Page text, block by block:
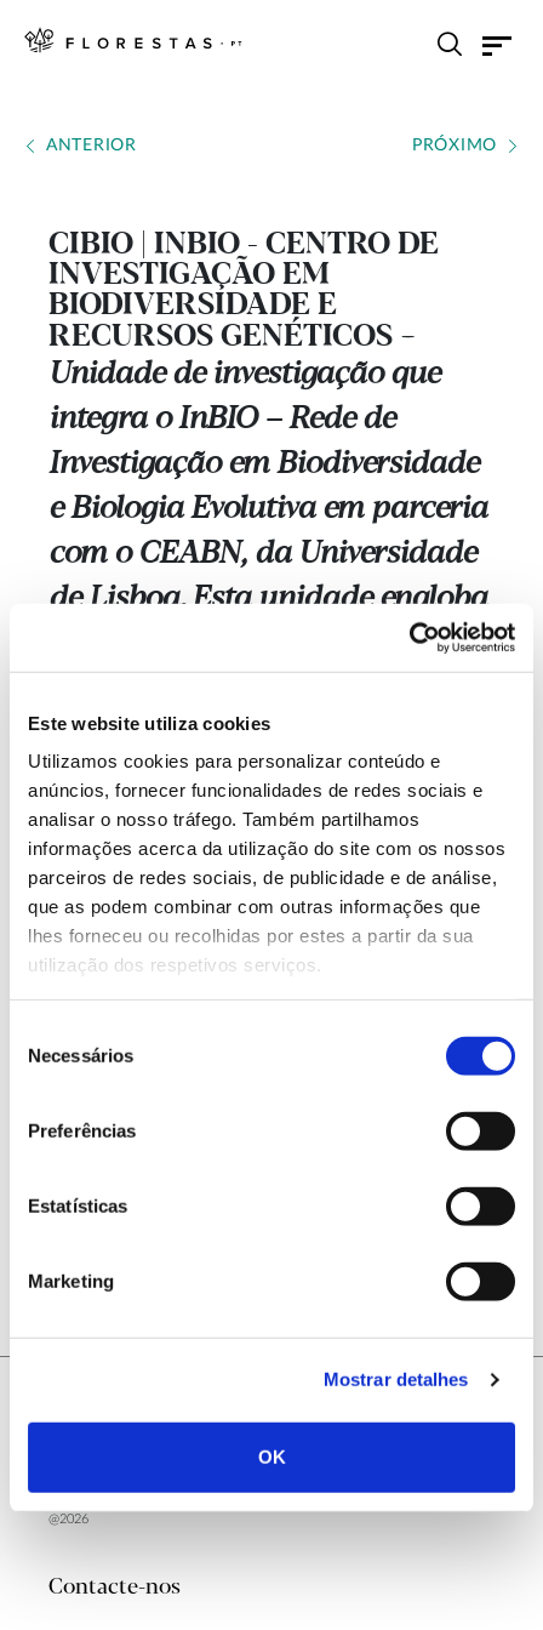
Este website utiliza cookies
Utilizamos cookies para personalizar conteúdo e
anúncios, fornecer funcionalidades de redes sociais e
analisar o nosso tráfego. Também partilhamos
informações acerca da utilização do site com os nossos
parceiros de redes sociais, de publicidade e de análise,
que as podem combinar com outras informações que
lhes forneceu ou recolhidas por estes a partir da sua
utilização dos respetivos serviços.
Necessários
Preferências
Estatísticas
Marketing
Mostrar detalhes
OK
ANTERIOR PRÓXIMO
CIBIO | INBIO - CENTRO DE
INVESTIGAÇÃO EM
BIODIVERSIDADE E
RECURSOS GENÉTICOS ---
Unidade de investigação que
integra o InBIO – Rede de
Investigação em Biodiversidade
e Biologia Evolutiva em parceria
com o CEABN, da Universidade
de Lisboa. Esta unidade engloba
30 grupos de investigação com
principais domínios de estudo
da biodiversidade:–
biodiversidade, ecologia e
conservação;– sustentabilidade,
ecossistemas e ambiente;–
evolução, genética e genómica.
29.06.2021
ANTERIOR PRÓXIMO
@2026
Contacte-nos